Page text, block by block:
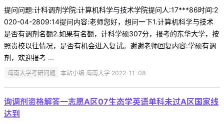
提问问题:计科调剂学院:计算机科学与技术学院提问人:17***86时间:2
020-04-2809:14提问内容:老师您好，想问一下1.计算机科学与技术
是否有调剂名额2.如果有名额，计科学硕307分，报考的东华大学，按
照贵校以往情况，是否有机会进入复试。谢谢老师回复内容:学硕有调
剂，欢迎报考 ...
海南大学考研问题 本站小编 海南大学 2022-11-08
询调剂资格解答一志愿A区07生态学英语单科未过A区国家线
达到